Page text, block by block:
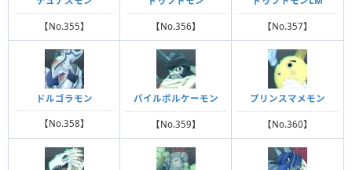
【No.355】 【No.356】 【No.357】
ドルゴラモン
【No.358】
パイルボルケーモン
【No.359】
プリンスマメモン
【No.360】